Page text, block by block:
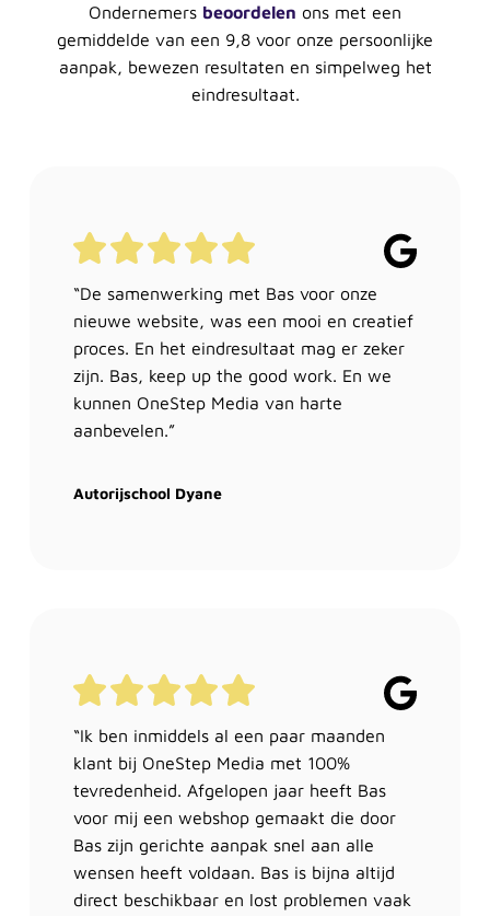
Ondernemers beoordelen ons met een
gemiddelde van een 9,8 voor onze persoonlijke
aanpak, bewezen resultaten en simpelweg het
eindresultaat.
“De samenwerking met Bas voor onze
nieuwe website, was een mooi en creatief
proces. En het eindresultaat mag er zeker
zijn. Bas, keep up the good work. En we
kunnen OneStep Media van harte
aanbevelen.”
Autorijschool Dyane
“Ik ben inmiddels al een paar maanden
klant bij OneStep Media met 100%
tevredenheid. Afgelopen jaar heeft Bas
voor mij een webshop gemaakt die door
Bas zijn gerichte aanpak snel aan alle
wensen heeft voldaan. Bas is bijna altijd
direct beschikbaar en lost problemen vaak